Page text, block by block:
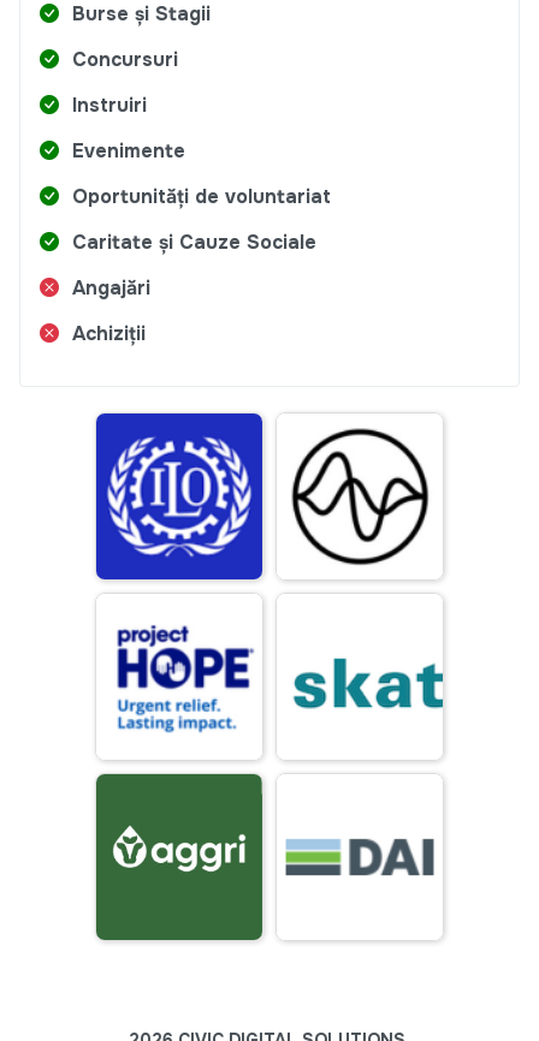
Burse și Stagii
Concursuri
Instruiri
Evenimente
Oportunități de voluntariat
Caritate și Cauze Sociale
Angajări
Achiziții